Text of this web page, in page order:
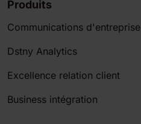
Produits
Communications d'entreprise
Dstny Analytics
Excellence relation client
Business intégration